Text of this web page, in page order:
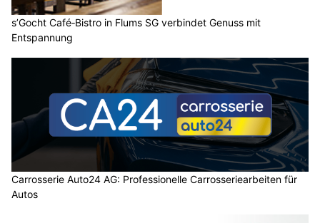
s’Gocht Café‑Bistro in Flums SG verbindet Genuss mit
Entspannung
Carrosserie Auto24 AG: Professionelle Carrosseriearbeiten für
Autos